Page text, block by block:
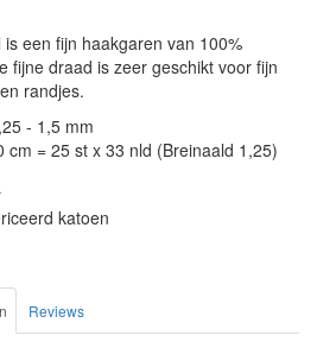
een fijn haakgaren van 100%
fijne draad is zeer geschikt voor fijn
randjes.
- 1,5 mm
cm = 25 st x 33 nld (Breinaald 1,25)
katoen
Reviews